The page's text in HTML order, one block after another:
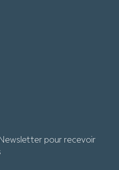
pour recevoir